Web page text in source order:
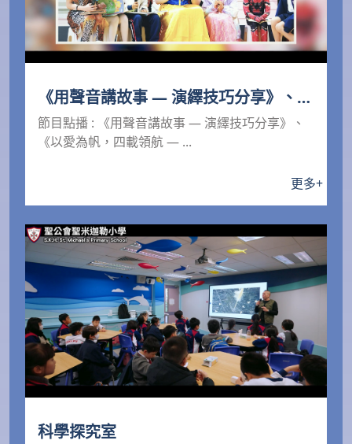
《用聲音講故事 — 演繹技巧分享》、
《以愛為帆，四載領航 — 向陳校長致
敬》
節目點播 : 《用聲音講故事 — 演繹技巧分享》、
《以愛為帆，四載領航 — ...
更多+
科學探究室